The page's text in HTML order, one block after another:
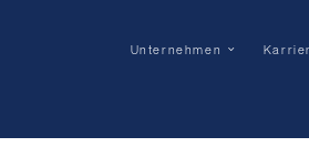
Unternehmen